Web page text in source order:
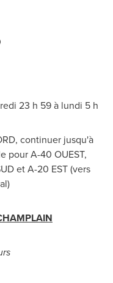
23 h 59 à lundi 5 h
continuer jusqu'à
pour A-40 OUEST,
et A-20 EST (vers
)